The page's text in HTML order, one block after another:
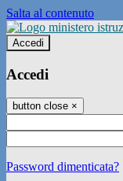
Salta al contenuto
Accedi
Accedi
button close ×
Password dimenticata?